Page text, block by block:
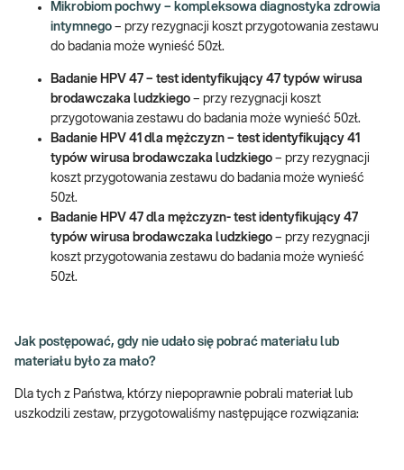
Mikrobiom pochwy – kompleksowa diagnostyka zdrowia
intymnego – przy rezygnacji koszt przygotowania zestawu
do badania może wynieść 50zł.
Badanie HPV 47 – test identyfikujący 47 typów wirusa
brodawczaka ludzkiego – przy rezygnacji koszt
przygotowania zestawu do badania może wynieść 50zł.
Badanie HPV 41 dla mężczyzn – test identyfikujący 41
typów wirusa brodawczaka ludzkiego – przy rezygnacji
koszt przygotowania zestawu do badania może wynieść
50zł.
Badanie HPV 47 dla mężczyzn- test identyfikujący 47
typów wirusa brodawczaka ludzkiego – przy rezygnacji
koszt przygotowania zestawu do badania może wynieść
50zł.
Jak postępować, gdy nie udało się pobrać materiału lub
materiału było za mało?
Dla tych z Państwa, którzy niepoprawnie pobrali materiał lub
uszkodzili zestaw, przygotowaliśmy następujące rozwiązania: